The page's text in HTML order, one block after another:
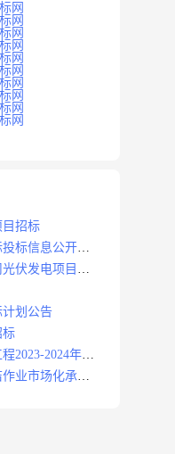
网
网
网
网
网
网
网
网
网
网
目招标
标信息公开目
伏发电项目招
划公告
标
2023-2024年度
业市场化承包